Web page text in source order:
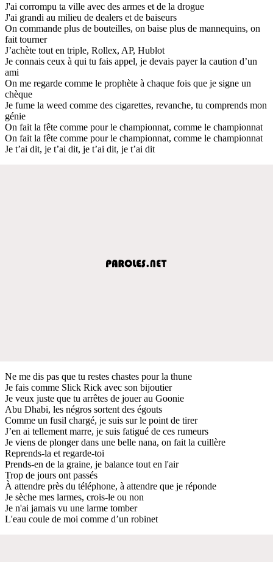
J'ai corrompu ta ville avec des armes et de la drogue
J'ai grandi au milieu de dealers et de baiseurs
On commande plus de bouteilles, on baise plus de mannequins, on
fait tourner
J’achète tout en triple, Rollex, AP, Hublot
Je connais ceux à qui tu fais appel, je devais payer la caution d’un
ami
On me regarde comme le prophète à chaque fois que je signe un
chèque
Je fume la weed comme des cigarettes, revanche, tu comprends mon
génie
On fait la fête comme pour le championnat, comme le championnat
On fait la fête comme pour le championnat, comme le championnat
Je t’ai dit, je t’ai dit, je t’ai dit, je t’ai dit
Ne me dis pas que tu restes chastes pour la thune
Je fais comme Slick Rick avec son bijoutier
Je veux juste que tu arrêtes de jouer au Goonie
Abu Dhabi, les négros sortent des égouts
Comme un fusil chargé, je suis sur le point de tirer
J’en ai tellement marre, je suis fatigué de ces rumeurs
Je viens de plonger dans une belle nana, on fait la cuillère
Reprends-la et regarde-toi
Prends-en de la graine, je balance tout en l'air
Trop de jours ont passés
À attendre près du téléphone, à attendre que je réponde
Je sèche mes larmes, crois-le ou non
Je n'ai jamais vu une larme tomber
L'eau coule de moi comme d’un robinet